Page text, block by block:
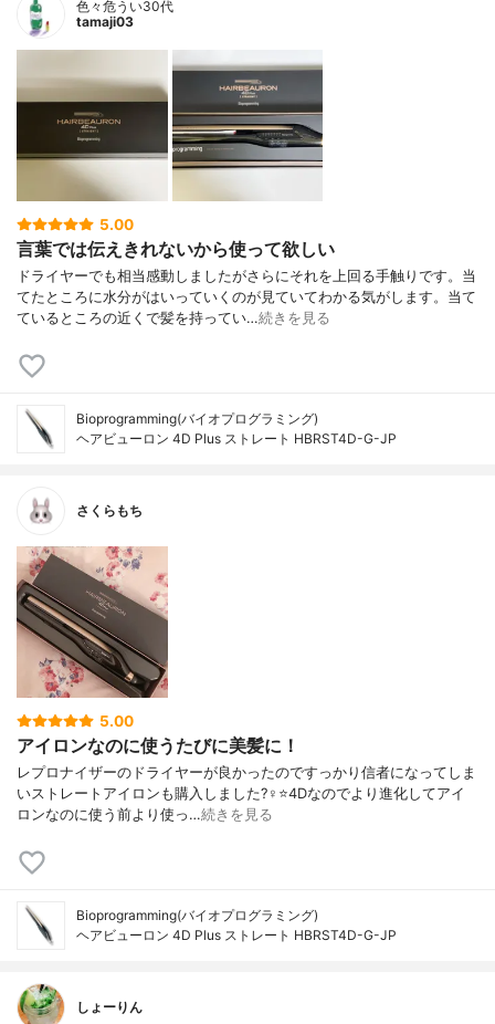
色々危うい30代
tamaji03
5.00
言葉では伝えきれないから使って欲しい
ドライヤーでも相当感動しましたがさらにそれを上回る手触りです。当
てたところに水分がはいっていくのが見ていてわかる気がします。当て
ているところの近くで髪を持ってい…続きを見る
Bioprogramming(バイオプログラミング)
ヘアビューロン 4D Plus ストレート HBRST4D-G-JP
さくらもち
5.00
アイロンなのに使うたびに美髪に！
レプロナイザーのドライヤーが良かったのですっかり信者になってしま
いストレートアイロンも購入しました?‍♀️⭐️4Dなのでより進化してアイ
ロンなのに使う前より使っ…続きを見る
Bioprogramming(バイオプログラミング)
ヘアビューロン 4D Plus ストレート HBRST4D-G-JP
しょーりん